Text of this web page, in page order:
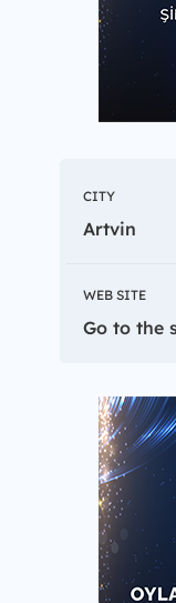
CITY
Artvin
WEB SITE
Go to the